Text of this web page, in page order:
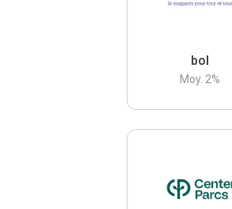
bol
Moy. 2%